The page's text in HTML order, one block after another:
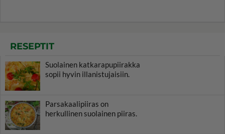
RESEPTIT
Suolainen katkarapupiirakka
sopii hyvin illanistujaisiin.
Parsakaalipiiras on
herkullinen suolainen piiras.